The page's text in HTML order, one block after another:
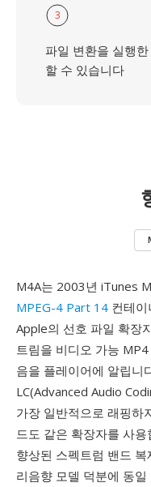
3
파일 변환을 실행
할 수 있습니다
M4A는 2003년 iTunes
MPEG-4 Part 14 컨테
Apple의 선호 파일 확장
트림을 비디오 가능
음을 플레이어에 알립니
LC(Advanced Audio
가장 일반적으로 래핑하
드도 같은 확장자를 사
향상된 스펙트럼 밴드
리음향 모델 덕분에 동